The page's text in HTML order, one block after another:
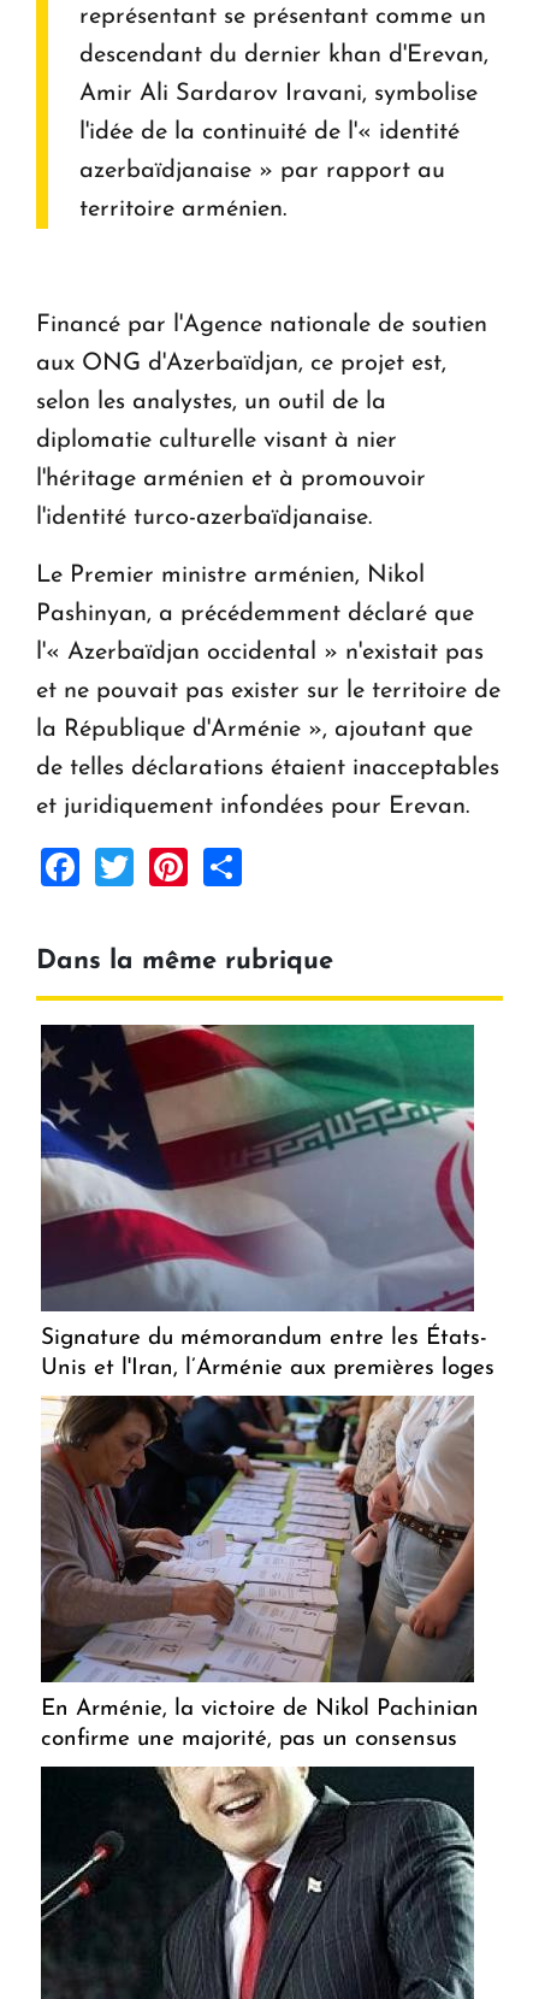
représentant se présentant comme un
descendant du dernier khan d'Erevan,
Amir Ali Sardarov Iravani, symbolise
l'idée de la continuité de l'« identité
azerbaïdjanaise » par rapport au
territoire arménien.
Financé par l'Agence nationale de soutien
aux ONG d'Azerbaïdjan, ce projet est,
selon les analystes, un outil de la
diplomatie culturelle visant à nier
l'héritage arménien et à promouvoir
l'identité turco-azerbaïdjanaise.
Le Premier ministre arménien, Nikol
Pashinyan, a précédemment déclaré que
l'« Azerbaïdjan occidental » n'existait pas
et ne pouvait pas exister sur le territoire de
la République d'Arménie », ajoutant que
de telles déclarations étaient inacceptables
et juridiquement infondées pour Erevan.
Facebook
TwitterPinterest
Dans la même rubrique
Signature du mémorandum entre les États-
Unis et l'Iran, l’Arménie aux premières loges
En Arménie, la victoire de Nikol Pachinian
confirme une majorité, pas un consensus